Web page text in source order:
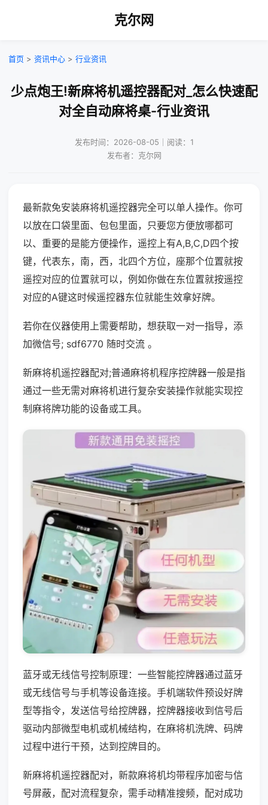
克尔网
首页 > 资讯中心 > 行业资讯
少点炮王!新麻将机遥控器配对_怎么快速配
对全自动麻将桌-行业资讯
发布时间：2026-08-05｜阅读：1
发布者：克尔网
最新款免安装麻将机遥控器完全可以单人操作。你可
以放在口袋里面、包包里面，只要您方便放哪都可
以、重要的是能方便操作，遥控上有A,B,C,D四个按
键，代表东，南，西，北四个方位，座那个位置就按
遥控对应的位置就可以，例如你做在东位置就按遥控
对应的A键这时候遥控器东位就能生效拿好牌。
若你在仪器使用上需要帮助，想获取一对一指导，添
加微信号; sdf6770 随时交流 。
新麻将机遥控器配对;普通麻将机程序控牌器一般是指
通过一些无需对麻将机进行复杂安装操作就能实现控
制麻将牌功能的设备或工具。
蓝牙或无线信号控制原理：一些智能控牌器通过蓝牙
或无线信号与手机等设备连接。手机端软件预设好牌
型等指令，发送信号给控牌器，控牌器接收到信号后
驱动内部微型电机或机械结构，在麻将机洗牌、码牌
过程中进行干预，达到控牌目的。
新麻将机遥控器配对，新款麻将机均带程序加密与信
号屏蔽，配对流程复杂，需手动精准搜频，配对成功